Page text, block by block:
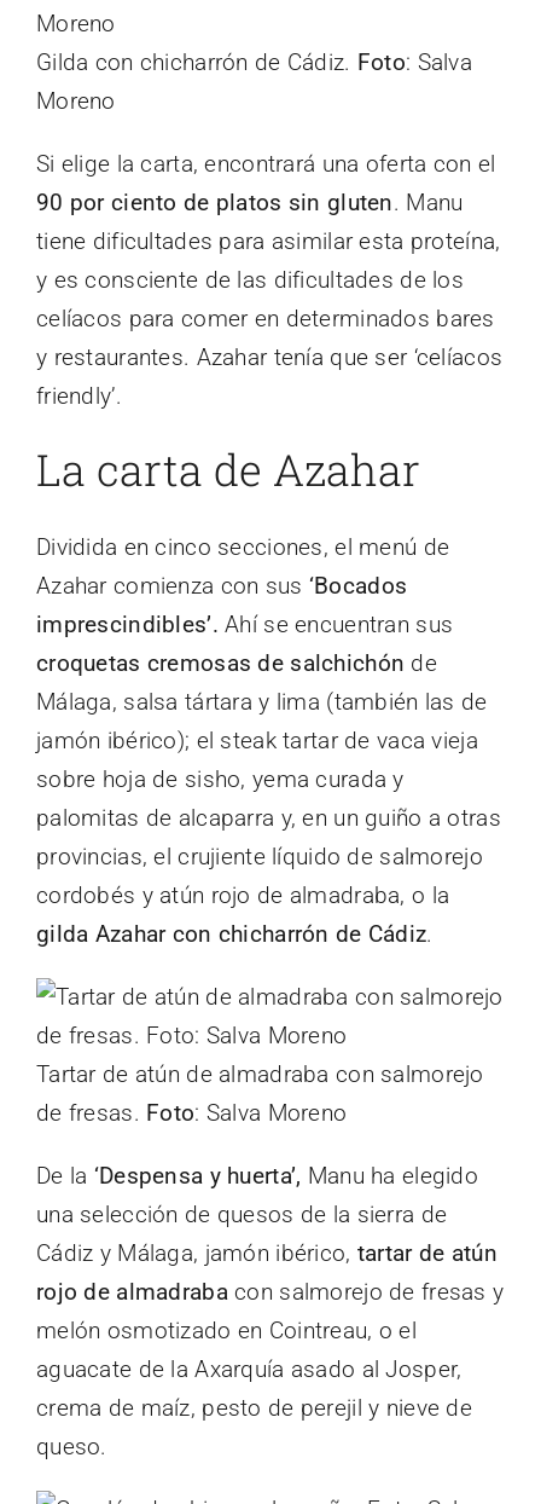
Gilda con chicharrón de Cádiz. Foto: Salva
Moreno
Si elige la carta, encontrará una oferta con el
90 por ciento de platos sin gluten. Manu
tiene dificultades para asimilar esta proteína,
y es consciente de las dificultades de los
celíacos para comer en determinados bares
y restaurantes. Azahar tenía que ser ‘celíacos
friendly’.
La carta de Azahar
Dividida en cinco secciones, el menú de
Azahar comienza con sus ‘Bocados
imprescindibles’. Ahí se encuentran sus
croquetas cremosas de salchichón de
Málaga, salsa tártara y lima (también las de
jamón ibérico); el steak tartar de vaca vieja
sobre hoja de sisho, yema curada y
palomitas de alcaparra y, en un guiño a otras
provincias, el crujiente líquido de salmorejo
cordobés y atún rojo de almadraba, o la
gilda Azahar con chicharrón de Cádiz.
Tartar de atún de almadraba con salmorejo
de fresas. Foto: Salva Moreno
De la ‘Despensa y huerta’, Manu ha elegido
una selección de quesos de la sierra de
Cádiz y Málaga, jamón ibérico, tartar de atún
rojo de almadrabacon salmorejo de fresas y
melón osmotizado en Cointreau, o el
aguacate de la Axarquía asado al Josper,
crema de maíz, pesto de perejil y nieve de
queso.